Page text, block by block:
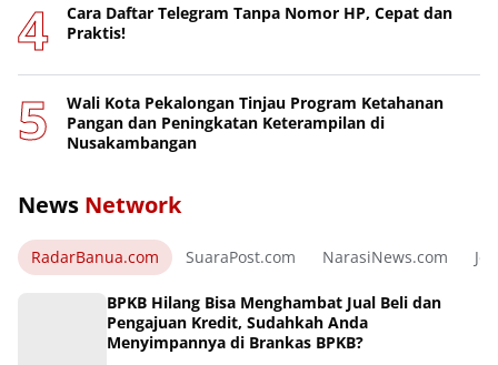
Cara Daftar Telegram Tanpa Nomor HP, Cepat dan
Praktis!
Wali Kota Pekalongan Tinjau Program Ketahanan
Pangan dan Peningkatan Keterampilan di
Nusakambangan
News Network
RadarBanua.com SuaraPost.com NarasiNews.com
BPKB Hilang Bisa Menghambat Jual Beli dan
Pengajuan Kredit, Sudahkah Anda
Menyimpannya di Brankas BPKB?